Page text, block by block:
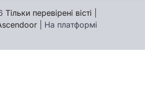
Тільки перевірені вісті
| На платформі